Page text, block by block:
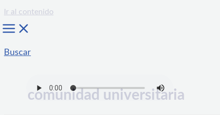
Ir al contenido
Buscar
comunidad universitaria